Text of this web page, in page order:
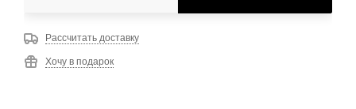
Рассчитать доставку
Хочу в подарок